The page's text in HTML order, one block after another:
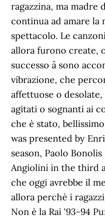
ragazzina, ma madre
continua ad amare la
spettacolo. Le canzoni
allora furono create,
successo â sono
vibrazione, che
affettuose o
agitati o sognanti ai
che è stato,
was presented by
season, Paolo
Angiolini in the third
che oggi avrebbe il
allora perchè i
Non è la Rai '93-94